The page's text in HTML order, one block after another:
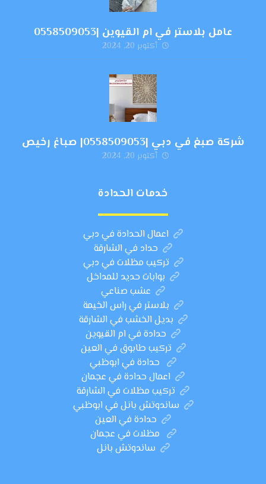
عامل بلاستر في ام القيوين |0558509053
أكتوبر 20, 2024
شركة صبغ في دبي |0558509053| صباغ رخيص
أكتوبر 20, 2024
خدمات الحدادة
اعمال الحدادة في دبي
حداد في الشارقة
تركيب مظلات في دبي
بوابات حديد للمداخل
عشب صناعي
بلاستر في راس الخيمة
بديل الخشب في الشارقة
حدادة في ام القيوين
تركيب طابوق في العين
حدادة في ابوظبي
اعمال حدادة في عجمان
تركيب مظلات في الشارقة
ساندوتش بانل في ابوظبي
حدادة في العين
مظلات في عجمان
ساندوتش بانل